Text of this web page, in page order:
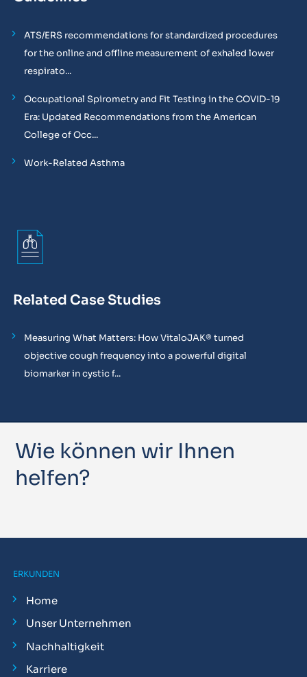
ATS/ERS recommendations for standardized procedures
for the online and offline measurement of exhaled lower
respirato...
Occupational Spirometry and Fit Testing in the COVID-19
Era: Updated Recommendations from the American
College of Occ...
Work-Related Asthma
Related Case Studies
Measuring What Matters: How VitaloJAK® turned
objective cough frequency into a powerful digital
biomarker in cystic f...
Wie können wir Ihnen
helfen?
ERKUNDEN
Home
Unser Unternehmen
Nachhaltigkeit
Karriere